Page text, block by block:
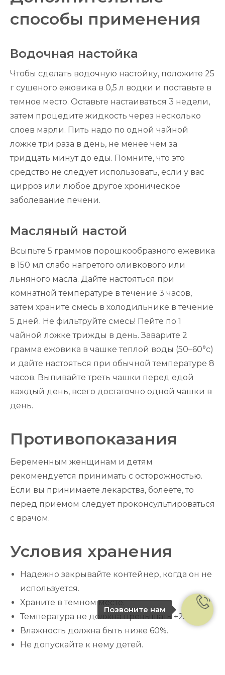
способы применения
Водочная настойка
Чтобы сделать водочную настойку, положите 25
г сушеного ежовика в 0,5 л водки и поставьте в
темное место. Оставьте настаиваться 3 недели,
затем процедите жидкость через несколько
слоев марли. Пить надо по одной чайной
ложке три раза в день, не менее чем за
тридцать минут до еды. Помните, что это
средство не следует использовать, если у вас
цирроз или любое другое хроническое
заболевание печени.
Масляный настой
Всыпьте 5 граммов порошкообразного ежевика
в 150 мл слабо нагретого оливкового или
льняного масла. Дайте настояться при
комнатной температуре в течение 3 часов,
затем храните смесь в холодильнике в течение
5 дней. Не фильтруйте смесь! Пейте по 1
чайной ложке трижды в день. Заварите 2
грамма ежовика в чашке теплой воды (50–60°c)
и дайте настояться при обычной температуре 8
часов. Выпивайте треть чашки перед едой
каждый день, всего достаточно одной чашки в
день.
Противопоказания
Беременным женщинам и детям
рекомендуется принимать с осторожностью.
Если вы принимаете лекарства, болеете, то
перед приемом следует проконсультироваться
с врачом.
Условия хранения
Надежно закрывайте контейнер, когда он не
используется.
Храните в темном месте.
Температура не должна превышать +25 С.
Влажность должна быть ниже 60%.
Не допускайте к нему детей.
Позвоните нам